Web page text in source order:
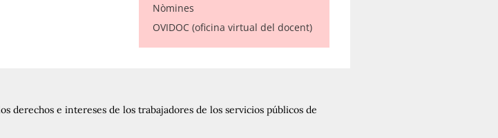
Nòmines
OVIDOC (oficina virtual del docent)
derechos e intereses de los trabajadores de los servicios públicos de